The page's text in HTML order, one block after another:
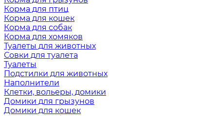
Корма для птиц
Корма для кошек
Корма для собак
Корма для хомяков
Туалеты для животных
Совки для туалета
Туалеты
Подстилки для животных
Наполнители
Клетки, вольеры, домики
Домики для грызунов
Домики для кошек